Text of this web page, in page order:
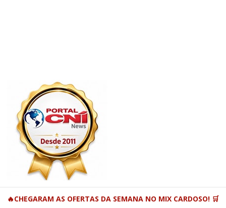
🔥CHEGARAM AS OFERTAS DA SEMANA NO MIX CARDOSO! 🛒